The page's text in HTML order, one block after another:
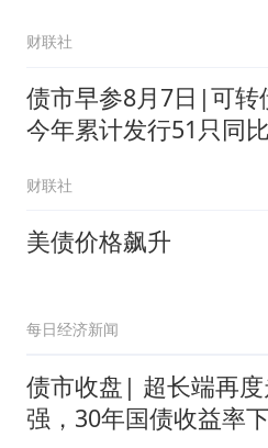
财联社
债市早参8月7日|可转
今年累计发行51只同
财子公司通过合作机构
当估值
财联社
美债价格飙升
每日经济新闻
债市收盘| 超长端再度
强，30年国债收益率